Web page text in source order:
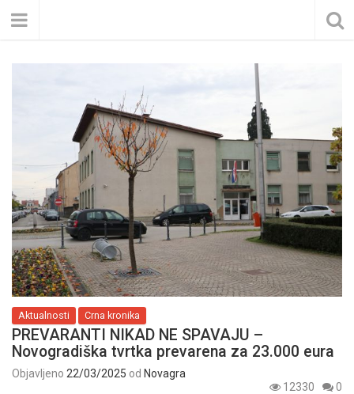
Aktualnosti Crna kronika
PREVARANTI NIKAD NE SPAVAJU –
Novogradiška tvrtka prevarena za 23.000 eura
Objavljeno 22/03/2025 od Novagra
12330
0